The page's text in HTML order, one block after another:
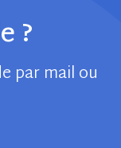
?
par mail ou